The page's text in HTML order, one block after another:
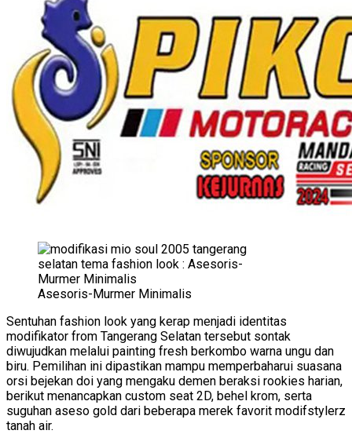
Asesoris-Murmer Minimalis
Sentuhan fashion look yang kerap menjadi identitas
modifikator from Tangerang Selatan tersebut sontak
diwujudkan melalui painting fresh berkombo warna ungu dan
biru. Pemilihan ini dipastikan mampu memperbaharui suasana
orsi bejekan doi yang mengaku demen beraksi rookies harian,
berikut menancapkan custom seat 2D, behel krom, serta
suguhan aseso gold dari beberapa merek favorit modifstylerz
tanah air.